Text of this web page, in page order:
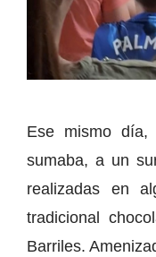
Ese mismo
sumaba, a un
realizadas en
tradicional
Barriles.